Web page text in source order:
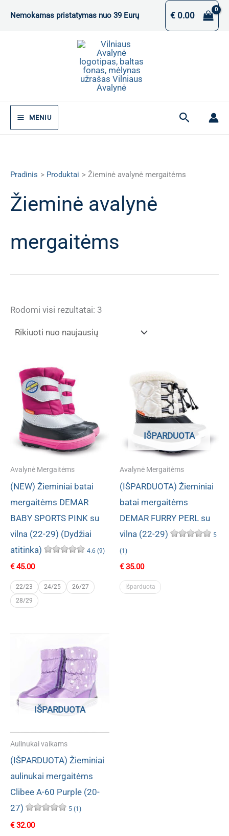
Nemokamas pristatymas nuo 39 Eurų €0.00
MENIU Paieška
Pradinis Produktai Žieminė avalynė mergaitėms
Žieminė avalynė
mergaitėms
Rodomi visi rezultatai: 3
Avalynė Mergaitėms
(NEW) Žieminiai batai
mergaitėms DEMAR
BABY SPORTS PINK su
vilna (22-29) (Dydžiai
atitinka)
4.6 (9)
€45.00
22/23 24/25
26/27
28/29
IŠPARDUOTA
Avalynė Mergaitėms
(IŠPARDUOTA) Žieminiai
batai mergaitėms
DEMAR FURRY PERL su
vilna (22-29)
5
(1)
€35.00
Išparduota
IŠPARDUOTA
Aulinukai vaikams
(IŠPARDUOTA) Žieminiai
aulinukai mergaitėms
Clibee A-60 Purple (20-
27)
5 (1)
€32.00